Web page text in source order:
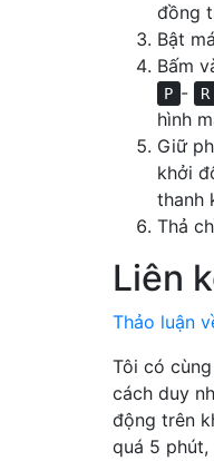
đồng
Bật
Bấm
P - R
hình
Giữ
khởi
thanh
Thả
Liên
Thảo luận
Tôi có
cách duy
động trên
quá 5 phút,